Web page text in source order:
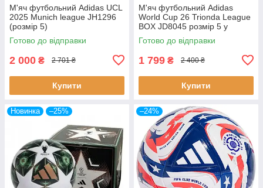
М'яч футбольний Adidas UCL
2025 Munich league JH1296
(розмір 5)
Готово до відправки
2 000 ₴ 2 701 ₴
Купити
М'яч футбольний Adidas
World Cup 26 Trionda League
BOX JD8045 розмір 5 у
коробці
Готово до відправки
1 799 ₴ 2 400 ₴
Купити
Новинка –25% –24%